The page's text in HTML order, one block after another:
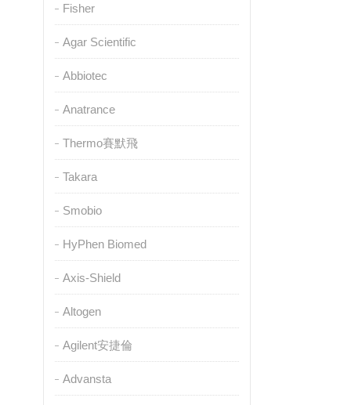
Fisher
Agar Scientific
Abbiotec
Anatrance
Thermo賽默飛
Takara
Smobio
HyPhen Biomed
Axis-Shield
Altogen
Agilent安捷倫
Advansta